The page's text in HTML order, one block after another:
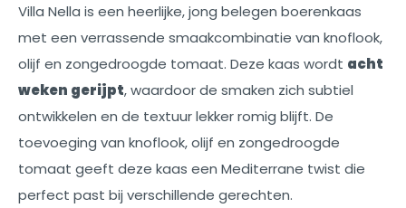
Villa Nella is een heerlijke, jong belegen boerenkaas
met een verrassende smaakcombinatie van knoflook,
olijf en zongedroogde tomaat. Deze kaas wordt acht
weken gerijpt, waardoor de smaken zich subtiel
ontwikkelen en de textuur lekker romig blijft. De
toevoeging van knoflook, olijf en zongedroogde
tomaat geeft deze kaas een Mediterrane twist die
perfect past bij verschillende gerechten.